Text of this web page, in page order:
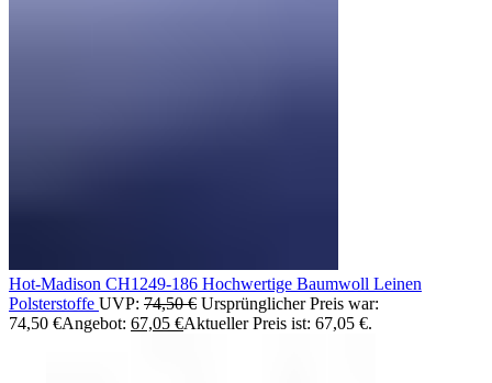
Hot-Madison CH1249-186 Hochwertige Baumwoll Leinen
Polsterstoffe UVP: 74,50€ Ursprünglicher Preis war:
74,50 €Angebot: 67,05 €Aktueller Preis ist: 67,05 €.